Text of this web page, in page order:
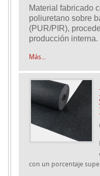
Material fabricado
poliuretano sobre
(PUR/PIR),
producción interna.
Más...
con un porcentaje